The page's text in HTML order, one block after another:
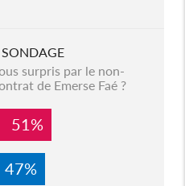
SONDAGE
surpris par le non-
de Emerse Faé ?
51%
47%